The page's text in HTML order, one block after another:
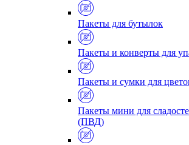
Пакеты для бутылок
Пакеты и конверты для
Пакеты и сумки для
Пакеты мини для
(ПВД)